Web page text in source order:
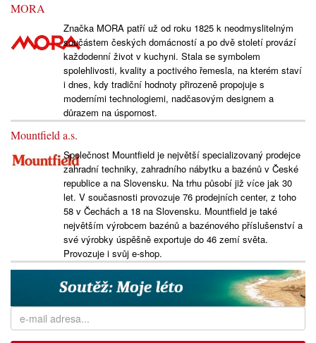
MORA
Značka MORA patří už od roku 1825 k neodmyslitelným
součástem českých domácností a po dvě století provází
každodenní život v kuchyni. Stala se symbolem
spolehlivosti, kvality a poctivého řemesla, na kterém staví
i dnes, kdy tradiční hodnoty přirozeně propojuje s
moderními technologiemi, nadčasovým designem a
důrazem na úspornost.
Mountfield a.s.
Společnost Mountfield je největší specializovaný prodejce
zahradní techniky, zahradního nábytku a bazénů v České
republice a na Slovensku. Na trhu působí již více jak 30
let. V současnosti provozuje 76 prodejních center, z toho
58 v Čechách a 18 na Slovensku. Mountfield je také
největším výrobcem bazénů a bazénového příslušenství a
své výrobky úspěšně exportuje do 46 zemí světa.
Provozuje i svůj e-shop.